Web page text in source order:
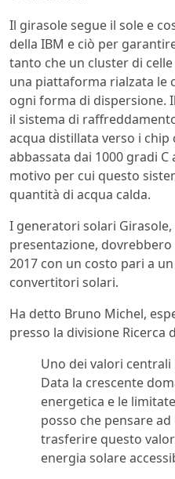
Il girasole segue il sole e
della IBM e ciò per
tanto che un cluster di
una piattaforma rialzata le
ogni forma di dispersione.
il sistema di
acqua distillata verso i
abbassata dai 1000 gradi C
motivo per cui questo
quantità di acqua calda.
I generatori solari
presentazione,
2017 con un costo pari a
convertitori solari.
Ha detto Bruno Michel,
presso la divisione Ricerca
Uno dei valori centrali
Data la crescente
energetica e le
posso che pensare
trasferire questo
energia solare